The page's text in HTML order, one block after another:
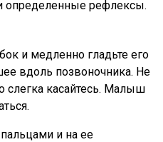
определенные рефлексы.
и медленно гладьте его
вдоль позвоночника. Не
слегка касайтесь. Малыш
и на ее